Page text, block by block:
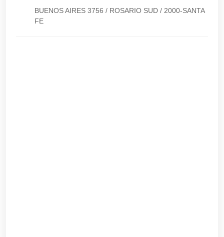
BUENOS AIRES 3756 / ROSARIO SUD / 2000-SANTA
FE